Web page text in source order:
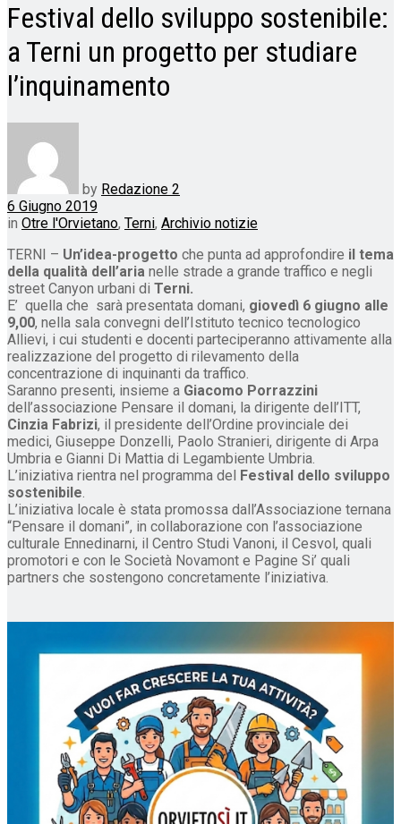
Festival dello sviluppo sostenibile:
a Terni un progetto per studiare
l’inquinamento
by Redazione 2
6 Giugno 2019
in Otre l'Orvietano, Terni, Archivio notizie
TERNI – Un’idea-progetto che punta ad approfondire il tema
della qualità dell’aria nelle strade a grande traffico e negli
street Canyon urbani di Terni.
E’ quella che sarà presentata domani, giovedì 6 giugno alle
9,00, nella sala convegni dell’Istituto tecnico tecnologico
Allievi, i cui studenti e docenti parteciperanno attivamente alla
realizzazione del progetto di rilevamento della
concentrazione di inquinanti da traffico.
Saranno presenti, insieme a Giacomo Porrazzini
dell’associazione Pensare il domani, la dirigente dell’ITT,
Cinzia Fabrizi, il presidente dell’Ordine provinciale dei
medici, Giuseppe Donzelli, Paolo Stranieri, dirigente di Arpa
Umbria e Gianni Di Mattia di Legambiente Umbria.
L’iniziativa rientra nel programma del Festival dello sviluppo
sostenibile.
L’iniziativa locale è stata promossa dall’Associazione ternana
“Pensare il domani”, in collaborazione con l’associazione
culturale Ennedinarni, il Centro Studi Vanoni, il Cesvol, quali
promotori e con le Società Novamont e Pagine Si’ quali
partners che sostengono concretamente l’iniziativa.